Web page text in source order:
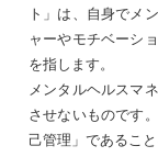
ト」は、自身でメ
ャーやモチベーシ
を指します。
メンタルヘルスマ
させないものです
己管理」であるこ